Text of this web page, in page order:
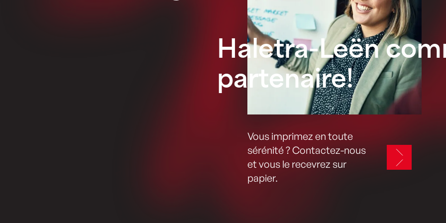
Vous imprimez en toute
sérénité ? Contactez-nous
et vous le recevrez sur
papier.
Haletra-Leën
partenaire!